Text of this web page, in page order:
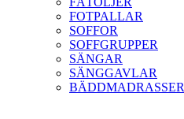
FOTPALLAR
SOFFOR
SOFFGRUPPER
SÄNGAR
SÄNGGAVLAR
BÄDDMADRASSER